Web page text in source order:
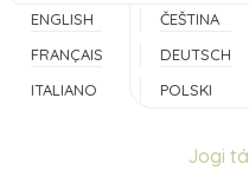
ENGLISH
ČEŠTINA
FRANÇAIS
DEUTSCH
ITALIANO
POLSKI
Jogi